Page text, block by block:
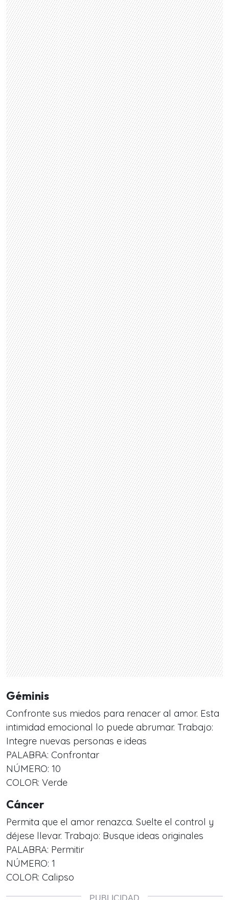
Géminis
Confronte sus miedos para renacer al amor. Esta
intimidad emocional lo puede abrumar. Trabajo:
Integre nuevas personas e ideas
PALABRA: Confrontar
NÚMERO: 10
COLOR: Verde
Cáncer
Permita que el amor renazca. Suelte el control y
déjese llevar. Trabajo: Busque ideas originales
PALABRA: Permitir
NÚMERO: 1
COLOR: Calipso